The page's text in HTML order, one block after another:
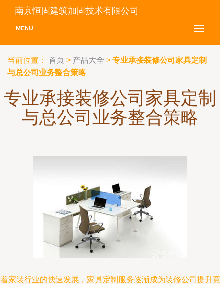
南京恒固建筑加固技术有限公司
MENU
当前位置： 首页 > 产品大全 > 专业承接装修公司家具定制
与总公司业务整合策略
专业承接装修公司家具定制
与总公司业务整合策略
家装行业的快速发展，家具定制服务逐渐成为装修公司提升竞